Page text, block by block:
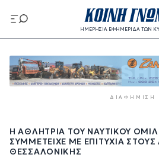
προς
το
περιεχόμενο
ΗΜΕΡΗΣΙΑ ΕΦΗΜΕΡΙΔΑ ΤΩΝ
προς
το
κυρίως
ΔΙΑΦΉΜΙΣΗ
Η ΑΘΛΉΤΡΙΑ ΤΟΥ ΝΑΥΤΙΚΟΎ
ΣΥΜΜΕΤΕΊΧΕ ΜΕ ΕΠΙΤΥΧΊΑ
ΘΕΣΣΑΛΟΝΊΚΗΣ